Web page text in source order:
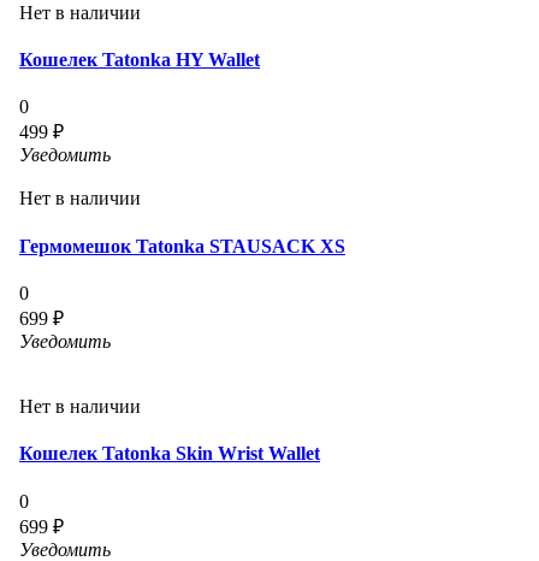
Нет в наличии
Кошелек Tatonka HY Wallet
0
499 ₽
Уведомить
Нет в наличии
Гермомешок Tatonka STAUSACK XS
0
699 ₽
Уведомить
Нет в наличии
Кошелек Tatonka Skin Wrist Wallet
0
699 ₽
Уведомить